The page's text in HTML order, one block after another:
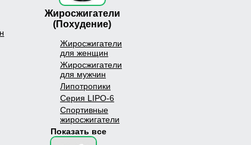
Жиросжигатели
(Похудение)
Жиросжигатели
для женщин
Жиросжигатели
для мужчин
Липотропики
Серия LIPO-6
Спортивные
жиросжигатели
Показать все